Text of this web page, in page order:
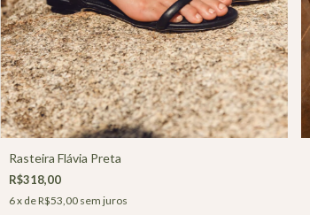
Rasteira Flávia Preta
R$318,00
6x deR$53,00 sem juros